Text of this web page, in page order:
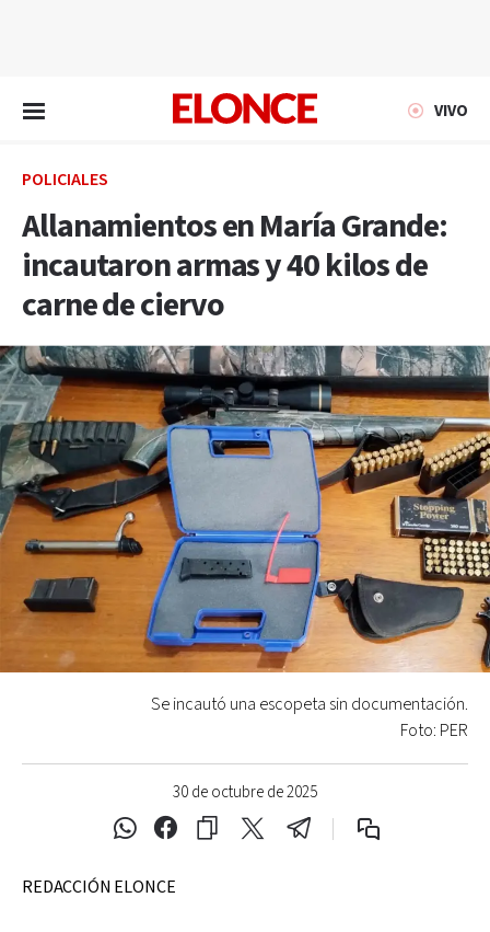
VIVO
POLICIALES
Allanamientos en María Grande:
incautaron armas y 40 kilos de
carne de ciervo
30 de octubre de 2025
Se incautó una escopeta sin documentación.
Foto: PER
REDACCIÓN ELONCE